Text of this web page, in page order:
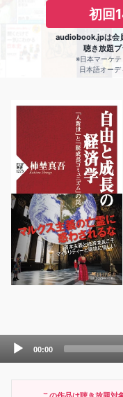
初回
audiobook.jpは会
聴き放題プ
※日本マーケ
日本語オー
Audio
00:00